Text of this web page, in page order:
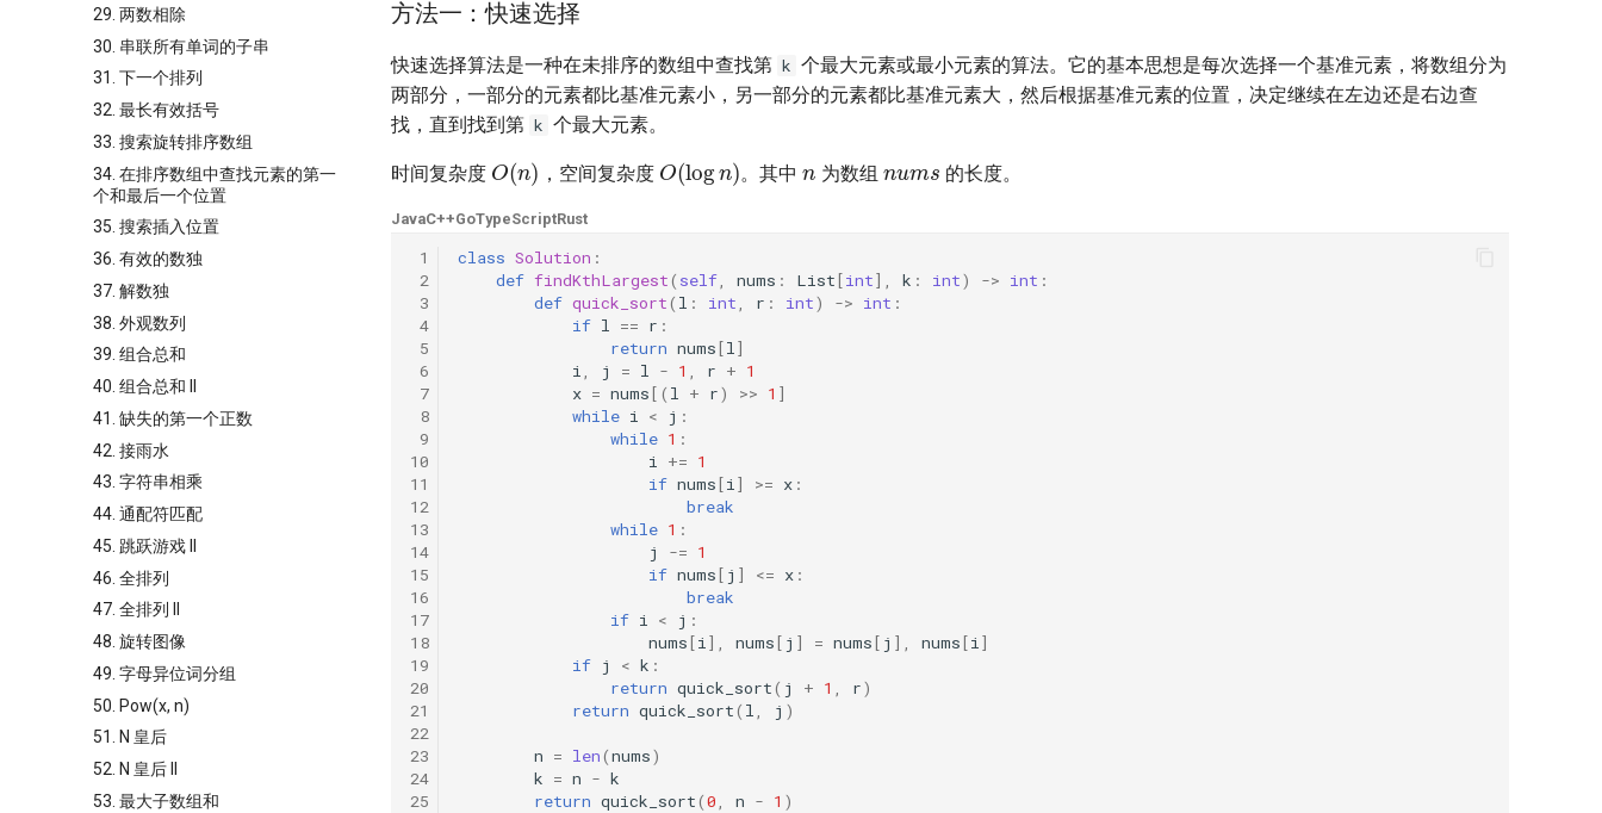
29. 两数相除
30. 串联所有单词的子串
31. 下一个排列
32. 最长有效括号
33. 搜索旋转排序数组
34. 在排序数组中查找元素的第一
个和最后一个位置
35. 搜索插入位置
36. 有效的数独
37. 解数独
38. 外观数列
39. 组合总和
40. 组合总和 II
41. 缺失的第一个正数
42. 接雨水
43. 字符串相乘
44. 通配符匹配
45. 跳跃游戏 II
46. 全排列
47. 全排列 II
48. 旋转图像
49. 字母异位词分组
50. Pow(x, n)
51. N 皇后
52. N 皇后 II
53. 最大子数组和
方法一：快速选择
快速选择算法是一种在未排序的数组中查找第 k 个最大元素或最小元素的算法。它的基本思想是每次选择一个基准元素，将数组分为
两部分，一部分的元素都比基准元素小，另一部分的元素都比基准元素大，然后根据基准元素的位置，决定继续在左边还是右边查
找，直到找到第 k 个最大元素。
时间复杂度
O ( n)
，空间复杂度
O (log n
。其中 为数组 的长度。
JavaC++GoTypeScriptRust
1
2
3
4
5
6
7
8
9
10
11
12
13
14
15
16
17
18
19
20
21
22
23
24
25
class Solution :
def findKthLargest( self, nums : List[int], k : int) -> int :
def quick_sort( l : int, r : int) -> int :
if l == r :
return nums[l]
i, j = l - 1 , r + 1
x = nums[( l + r) >> 1 ]
while i < j :
while 1 :
i += 1
if nums[i] >= x :
break
while 1 :
j
-= 1
if nums[ j ] <= x :
break
if i < j :
nums[i], nums[ j ] = nums[ j ], nums[i]
if j < k :
return quick_sort( j + 1 , r)
return quick_sort( l, j )
n = len(nums)
k = n - k
return quick_sort(0, n - 1 )